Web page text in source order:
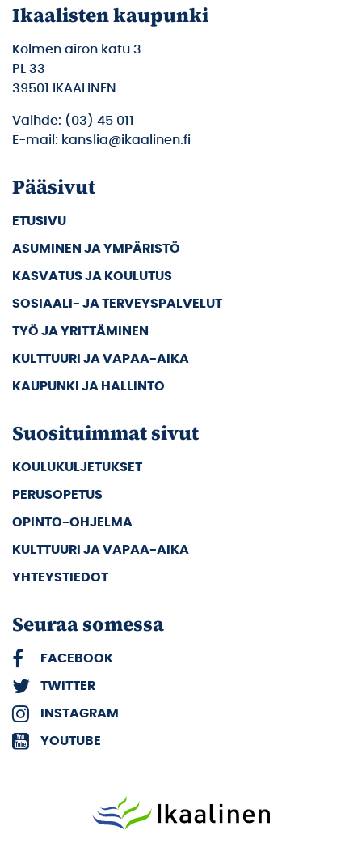
Ikaalisten kaupunki
Kolmen airon katu 3
PL 33
39501 IKAALINEN
Vaihde: (03) 45 011
E-mail: kanslia@ikaalinen.fi
Pääsivut
ETUSIVU
ASUMINEN JA YMPÄRISTÖ
KASVATUS JA KOULUTUS
SOSIAALI- JA TERVEYSPALVELUT
TYÖ JA YRITTÄMINEN
KULTTUURI JA VAPAA-AIKA
KAUPUNKI JA HALLINTO
Suosituimmat sivut
KOULUKULJETUKSET
PERUSOPETUS
OPINTO-OHJELMA
KULTTUURI JA VAPAA-AIKA
YHTEYSTIEDOT
Seuraa somessa
FACEBOOK
TWITTER
INSTAGRAM
YOUTUBE